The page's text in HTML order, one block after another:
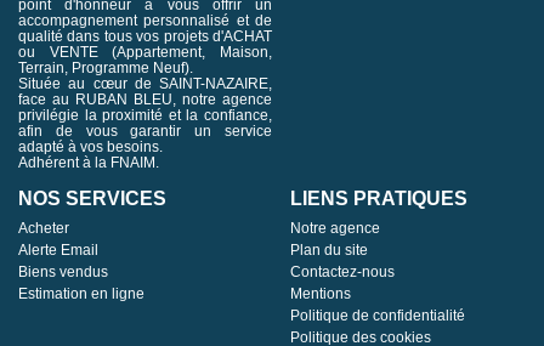
point d'honneur à vous offrir un
accompagnement personnalisé et de
qualité dans tous vos projets d'ACHAT
ou VENTE (Appartement, Maison,
Terrain, Programme Neuf).
Située au cœur de SAINT-NAZAIRE,
face au RUBAN BLEU, notre agence
privilégie la proximité et la confiance,
afin de vous garantir un service
adapté à vos besoins.
Adhérent à la FNAIM.
NOS SERVICES
Acheter
Alerte Email
Biens vendus
Estimation en ligne
LIENS PRATIQUES
Notre agence
Plan du site
Contactez-nous
Mentions
Politique de confidentialité
Politique des cookies